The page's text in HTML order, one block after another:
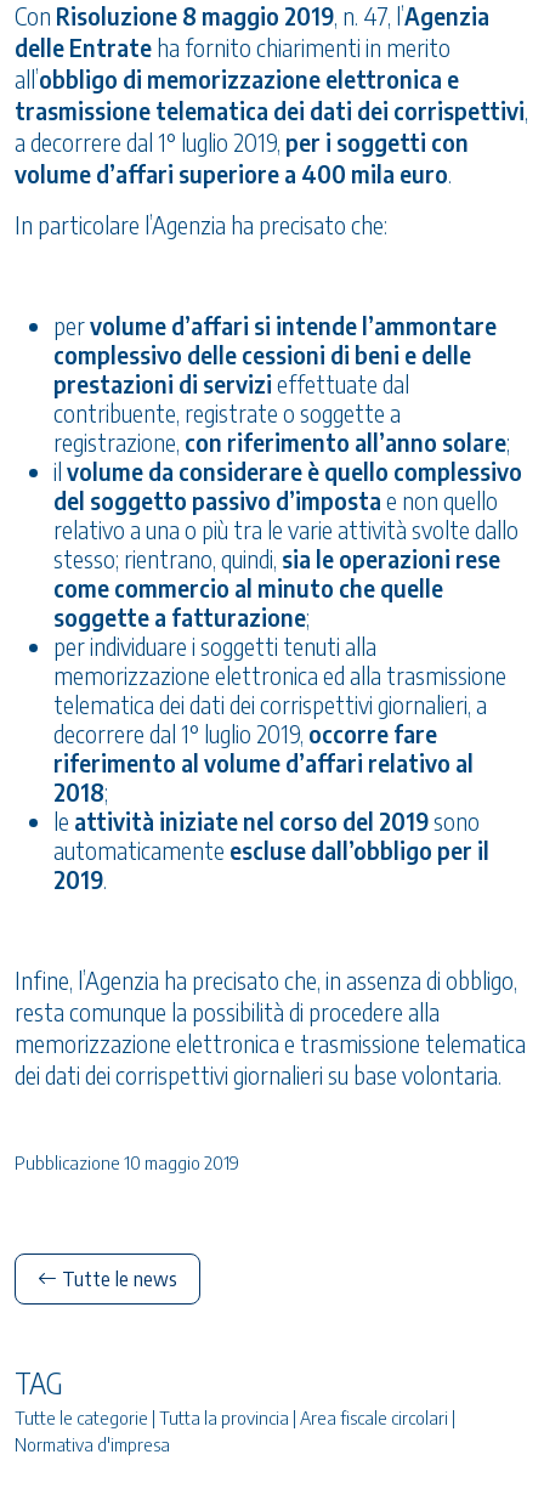
Con Risoluzione 8 maggio 2019, n. 47, l’Agenzia
delle Entrate ha fornito chiarimenti in merito
all’obbligo di memorizzazione elettronica e
trasmissione telematica dei dati dei corrispettivi,
a decorrere dal 1° luglio 2019, per i soggetti con
volume d’affari superiore a 400 mila euro.
In particolare l’Agenzia ha precisato che:
pervolume d’affari si intende l’ammontare
complessivo delle cessioni di beni e delle
prestazioni di servizi effettuate dal
contribuente, registrate o soggette a
registrazione, con riferimento all’anno solare;
il volume da considerare è quello complessivo
del soggetto passivo d’imposta e non quello
relativo a una o più tra le varie attività svolte dallo
stesso; rientrano, quindi, sia le operazioni rese
come commercio al minuto che quelle
soggette a fatturazione;
per individuare i soggetti tenuti alla
memorizzazione elettronica ed alla trasmissione
telematica dei dati dei corrispettivi giornalieri, a
decorrere dal 1° luglio 2019, occorre fare
riferimento al volume d’affari relativo al
2018;
le attività iniziate nel corso del 2019sono
automaticamente escluse dall’obbligo per il
2019.
Infine, l’Agenzia ha precisato che, in assenza di obbligo,
resta comunque la possibilità di procedere alla
memorizzazione elettronica e trasmissione telematica
dei dati dei corrispettivi giornalieri su base volontaria.
Pubblicazione 10 maggio 2019
Tutte le news
TAG
Tutte le categorie | Tutta la provincia | Area fiscale circolari |
Normativa d'impresa